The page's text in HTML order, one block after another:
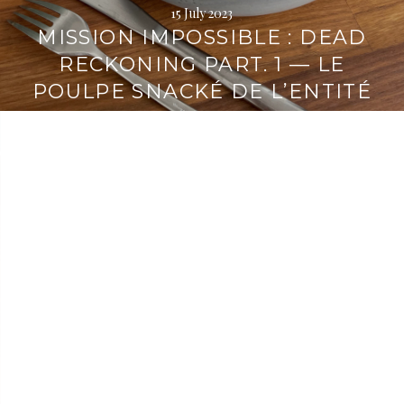
15 July 2023
MISSION IMPOSSIBLE : DEAD
RECKONING PART. 1 — LE
POULPE SNACKÉ DE L’ENTITÉ